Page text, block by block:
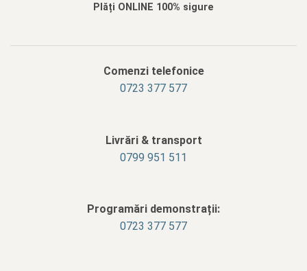
Plăți ONLINE 100% sigure
Comenzi telefonice
0723 377 577
Livrări & transport
‭0799 951 511‬
Programări demonstrații:
0723 377 577